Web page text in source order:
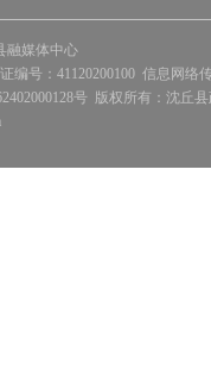
融媒体中心
编号：41120200100 信息网络
号 版权所有：沈丘